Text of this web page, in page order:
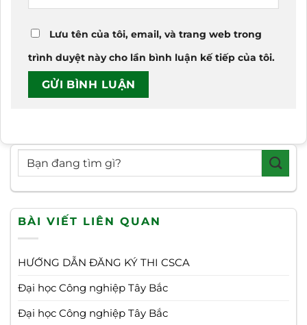
Lưu tên của tôi, email, và trang web trong
trình duyệt này cho lần bình luận kế tiếp của tôi.
BÀI VIẾT LIÊN QUAN
HƯỚNG DẪN ĐĂNG KÝ THI CSCA
Đại học Công nghiệp Tây Bắc
Đại học Công nghiệp Tây Bắc